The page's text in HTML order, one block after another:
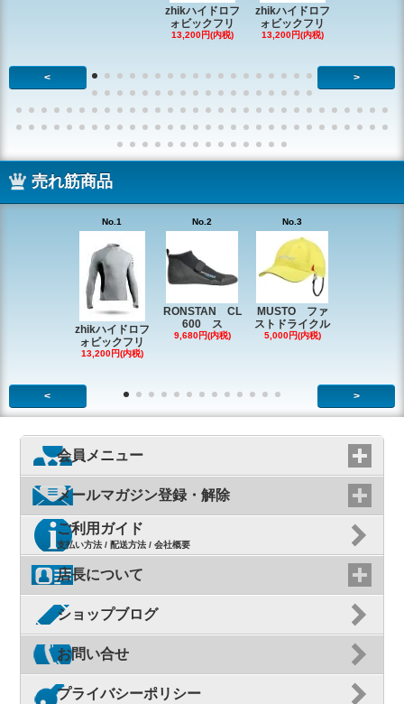
zhikハイドロフ
ォビックフリ
13,200円(内税)
zhikハイドロフ
ォビックフリ
13,200円(内税)
< >
売れ筋商品
No.1
zhikハイドロフ
ォビックフリ
13,200円(内税)
No.2
RONSTAN CL
600 ス
9,680円(内税)
No.3
MUSTO ファ
ストドライクル
5,000円(内税)
< >
会員メニュー
メールマガジン登録・解除
ご利用ガイド
支払い方法 / 配送方法 / 会社概要
店長について
ショップブログ
お問い合せ
プライバシーポリシー